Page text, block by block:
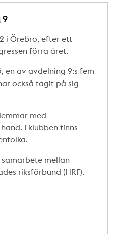
i Örebro, efter ett
förra året.
en av avdelning 9:s fem
också tagit på sig
med
I klubben finns
mellan
riksförbund (HRF).